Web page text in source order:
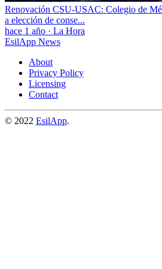
Renovación CSU-USAC: Colegio de
a elección de conse...
hace 1 año · La Hora
EsilApp News
About
Privacy Policy
Licensing
Contact
© 2022 EsilApp.